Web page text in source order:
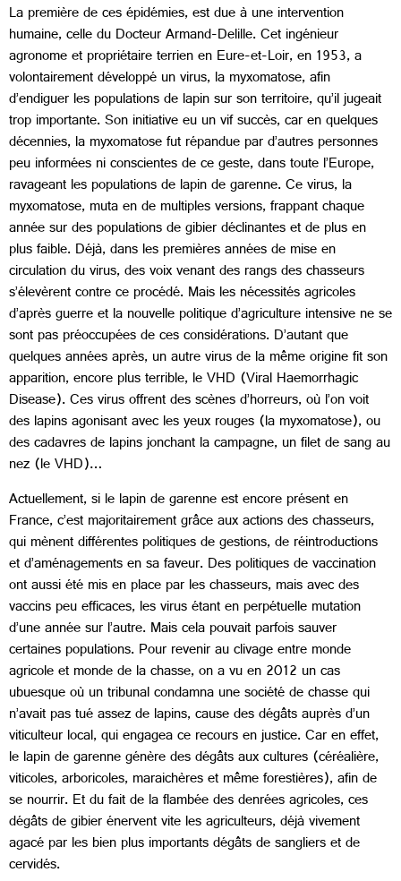
La première de ces épidémies, est due à une intervention
humaine, celle du Docteur Armand-Delille. Cet ingénieur
agronome et propriétaire terrien en Eure-et-Loir, en 1953, a
volontairement développé un virus, la myxomatose, afin
d’endiguer les populations de lapin sur son territoire, qu’il jugeait
trop importante. Son initiative eu un vif succès, car en quelques
décennies, la myxomatose fut répandue par d’autres personnes
peu informées ni conscientes de ce geste, dans toute l’Europe,
ravageant les populations de lapin de garenne. Ce virus, la
myxomatose, muta en de multiples versions, frappant chaque
année sur des populations de gibier déclinantes et de plus en
plus faible. Déjà, dans les premières années de mise en
circulation du virus, des voix venant des rangs des chasseurs
s’élevèrent contre ce procédé. Mais les nécessités agricoles
d’après guerre et la nouvelle politique d’agriculture intensive ne se
sont pas préoccupées de ces considérations. D’autant que
quelques années après, un autre virus de la même origine fit son
apparition, encore plus terrible, le VHD (Viral Haemorrhagic
Disease). Ces virus offrent des scènes d’horreurs, où l’on voit
des lapins agonisant avec les yeux rouges (la myxomatose), ou
des cadavres de lapins jonchant la campagne, un filet de sang au
nez (le VHD)…
Actuellement, si le lapin de garenne est encore présent en
France, c’est majoritairement grâce aux actions des chasseurs,
qui mènent différentes politiques de gestions, de réintroductions
et d’aménagements en sa faveur. Des politiques de vaccination
ont aussi été mis en place par les chasseurs, mais avec des
vaccins peu efficaces, les virus étant en perpétuelle mutation
d’une année sur l’autre. Mais cela pouvait parfois sauver
certaines populations. Pour revenir au clivage entre monde
agricole et monde de la chasse, on a vu en 2012 un cas
ubuesque où un tribunal condamna une société de chasse qui
n’avait pas tué assez de lapins, cause des dégâts auprès d’un
viticulteur local, qui engagea ce recours en justice. Car en effet,
le lapin de garenne génère des dégâts aux cultures (céréalière,
viticoles, arboricoles, maraichères et même forestières), afin de
se nourrir. Et du fait de la flambée des denrées agricoles, ces
dégâts de gibier énervent vite les agriculteurs, déjà vivement
agacé par les bien plus importants dégâts de sangliers et de
cervidés.